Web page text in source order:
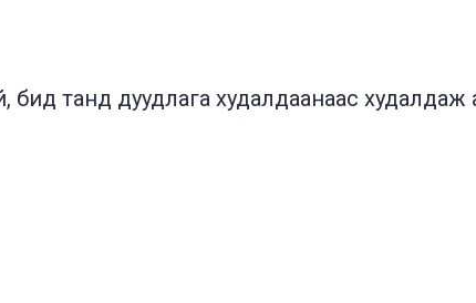
танд дуудлага худалдаанаас худалдаж